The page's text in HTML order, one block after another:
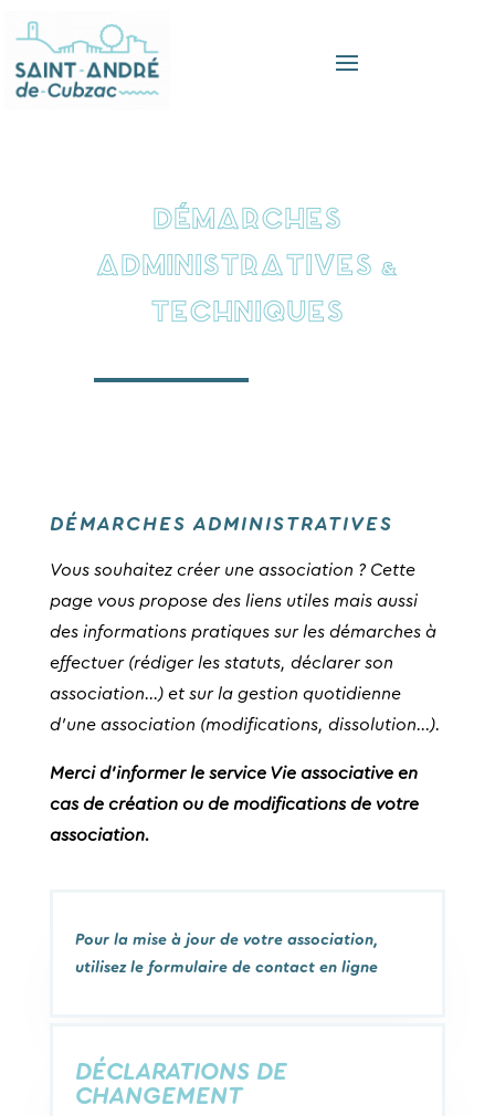
DÉMARCHES
ADMINISTRATIVES &
TECHNIQUES
DÉMARCHES ADMINISTRATIVES
Vous souhaitez créer une association ? Cette
page vous propose des liens utiles mais aussi
des informations pratiques sur les démarches à
effectuer (rédiger les statuts, déclarer son
association…) et sur la gestion quotidienne
d’une association (modifications, dissolution…).
Merci d’informer le service Vie associative en
cas de création ou de modifications de votre
association.
Pour la mise à jour de votre association,
utilisez le formulaire de contact en ligne
DÉCLARATIONS DE
CHANGEMENT